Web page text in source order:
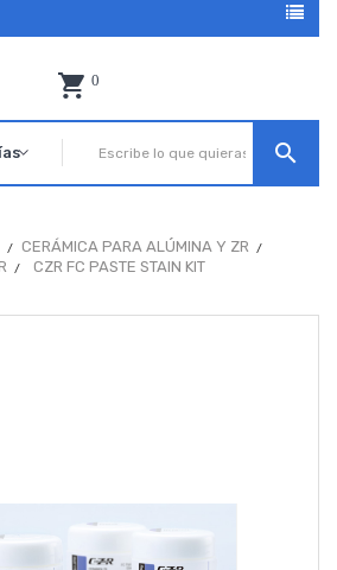
0
search
CERÁMICA PARA ALÚMINA Y ZR
CZR FC PASTE STAIN KIT